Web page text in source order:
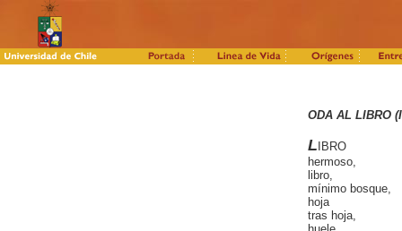
ODA AL LIBRO
L IBRO
hermoso,
libro,
mínimo bosque,
hoja
tras hoja,